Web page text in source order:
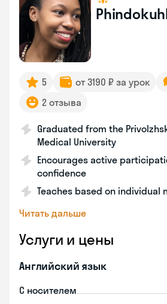
5 от 3190 ₽ за урок
2 отзыва
Graduated from the
Medical University
Encourages active
confidence
Teaches based on individual
Читать дальше
Услуги и цены
Английский язык
С носителем